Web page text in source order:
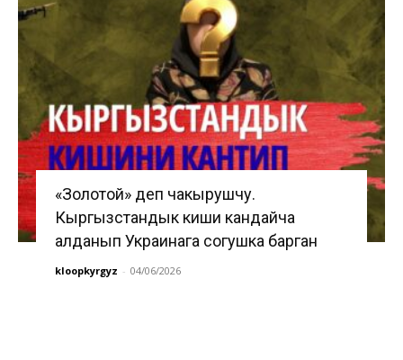
«Золотой» деп чакырушчу.
Кыргызстандык киши кандайча
алданып Украинага согушка барган
kloopkyrgyz - 04/06/2026